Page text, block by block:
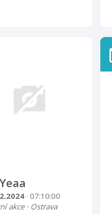
· 07:10:00
akce · Ostrava